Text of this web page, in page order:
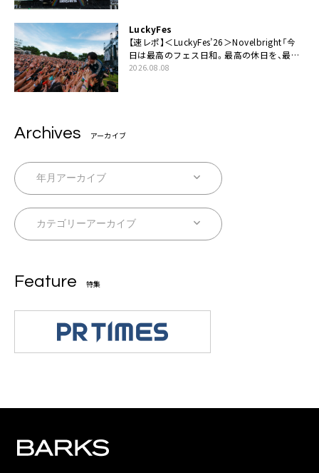
LuckyFes
【速レポ】＜LuckyFes’26＞Novelbright「今
日は最高のフェス日和。最高の休日を、最高
の夏休みを作っていきたい」
2026.08.08
Archives アーカイブ
Feature 特集